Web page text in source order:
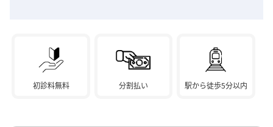
初診料無料 分割払い 駅から徒歩5分以内